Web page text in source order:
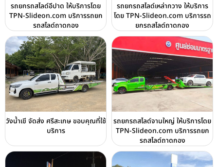
รถยกรถสไลด์อีปาด ให้บริการโดย
TPN-Slideon.com บริการรถยก
รถสไลด์ถาดกอง
รถยกรถสไลด์เหล่ากวาง ให้บริการ
โดย TPN-Slideon.com บริการรถ
ยกรถสไลด์ถาดกอง
วังน้ำเขี จัดส่ง ศรีสะเกษ ขอบคุณที่ใช้
บริการ
รถยกรถสไลด์จานใหญ่ ให้บริการโดย
TPN-Slideon.com บริการรถยก
รถสไลด์ถาดกอง